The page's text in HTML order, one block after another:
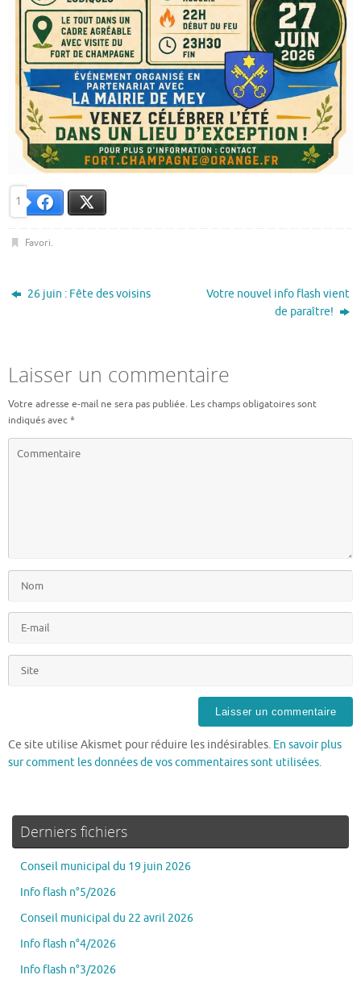
1 Facebook
Favori.
26 juin : Fête des voisins
Votre nouvel info flash vient
de paraître!
Laisser un commentaire
Votre adresse e-mail ne sera pas publiée. Les champs obligatoires sont
indiqués avec*
Ce site utilise Akismet pour réduire les indésirables. En savoir plus
sur comment les données de vos commentaires sont utilisées.
Derniers fichiers
Conseil municipal du 19 juin 2026
Info flash n°5/2026
Conseil municipal du 22 avril 2026
Info flash n°4/2026
Info flash n°3/2026